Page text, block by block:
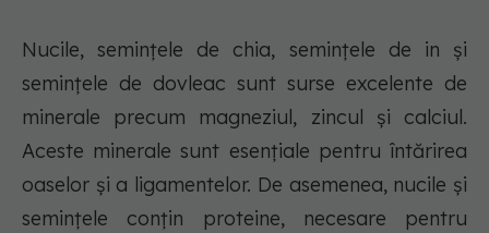
Nucile, semințele de chia, semințele de in și
semințele de dovleac sunt surse excelente de
minerale precum magneziul, zincul și calciul.
Aceste minerale sunt esențiale pentru întărirea
oaselor și a ligamentelor. De asemenea, nucile și
semințele conțin proteine, necesare pentru